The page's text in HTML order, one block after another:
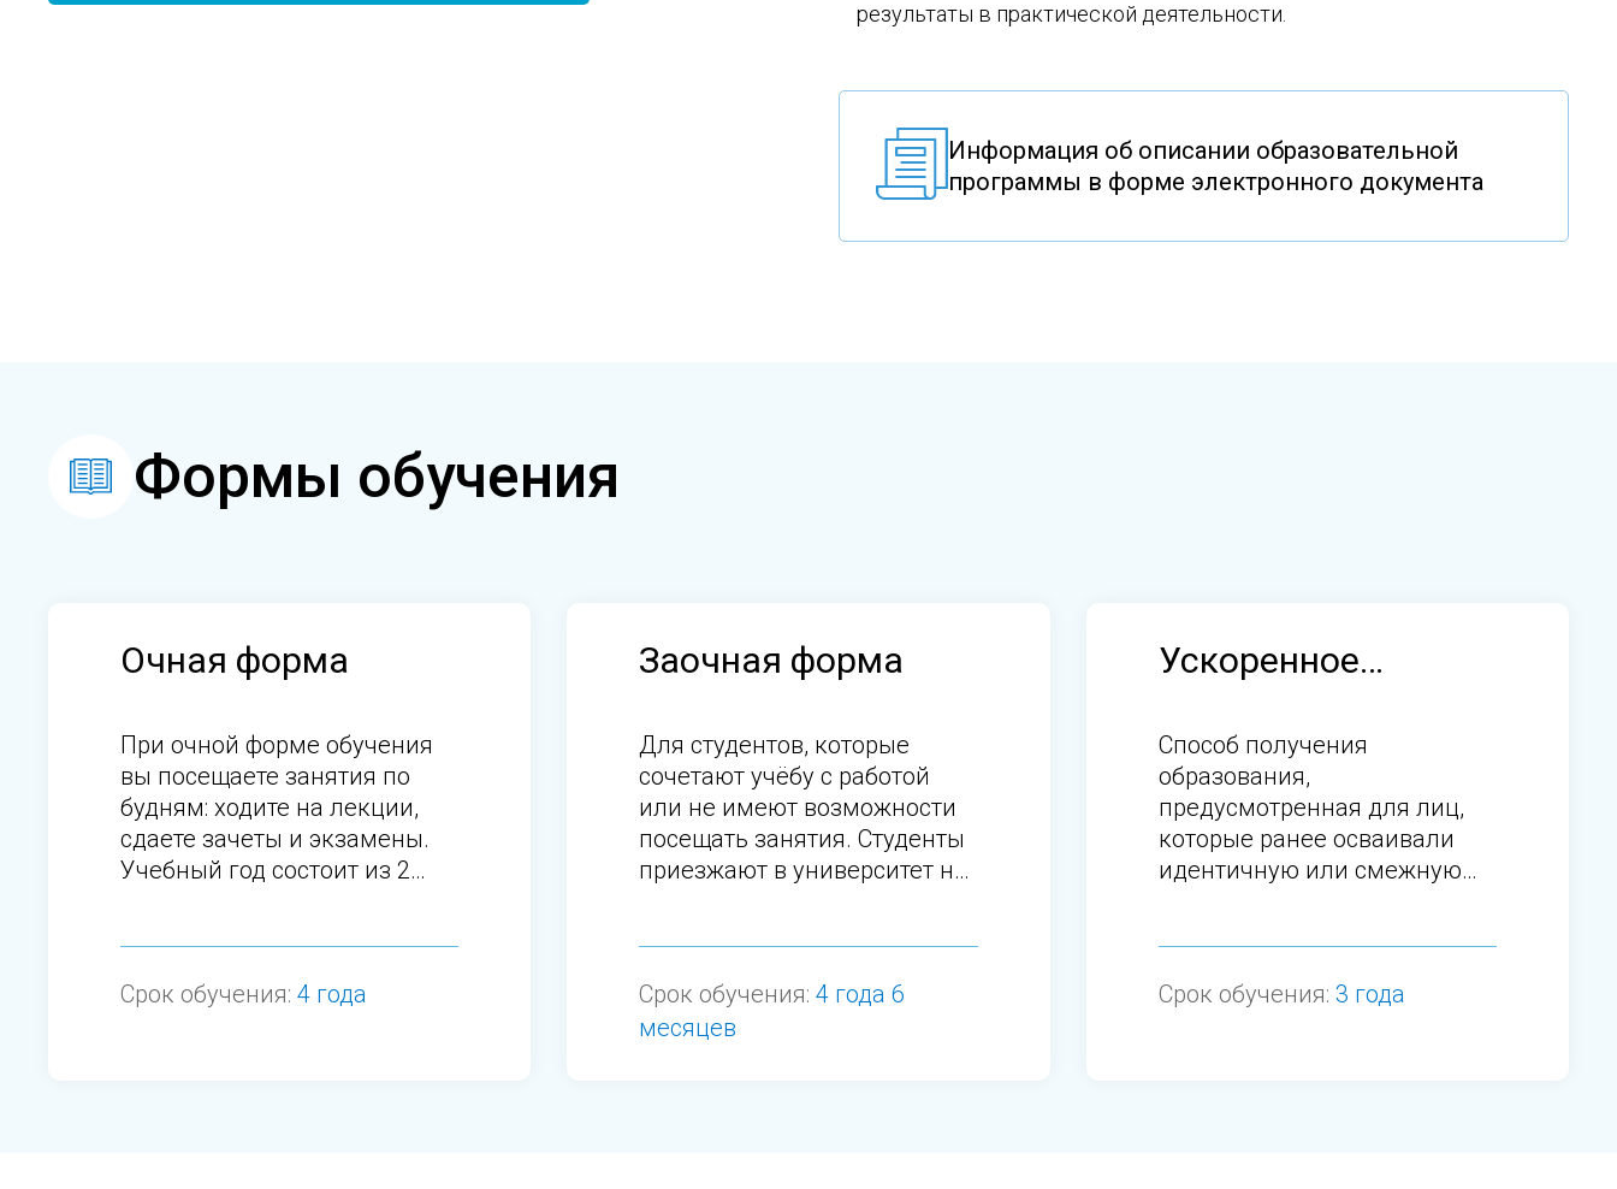
результаты в практической деятельности.
Информация об описании образовательной
программы в форме электронного документа
Формы обучения
Очная форма
При очной форме обучения
вы посещаете занятия по
будням: ходите на лекции,
сдаете зачеты и экзамены.
Учебный год состоит из 2
Срок обучения:4 года
Заочная форма
Для студентов, которые
сочетают учёбу с работой
или не имеют возможности
посещать занятия. Студенты
приезжают в университет на
Срок обучения:4 года 6
месяцев
Ускоренное
Способ получения
образования,
предусмотренная для лиц,
которые ранее осваивали
идентичную или смежную
Срок обучения: 3 года